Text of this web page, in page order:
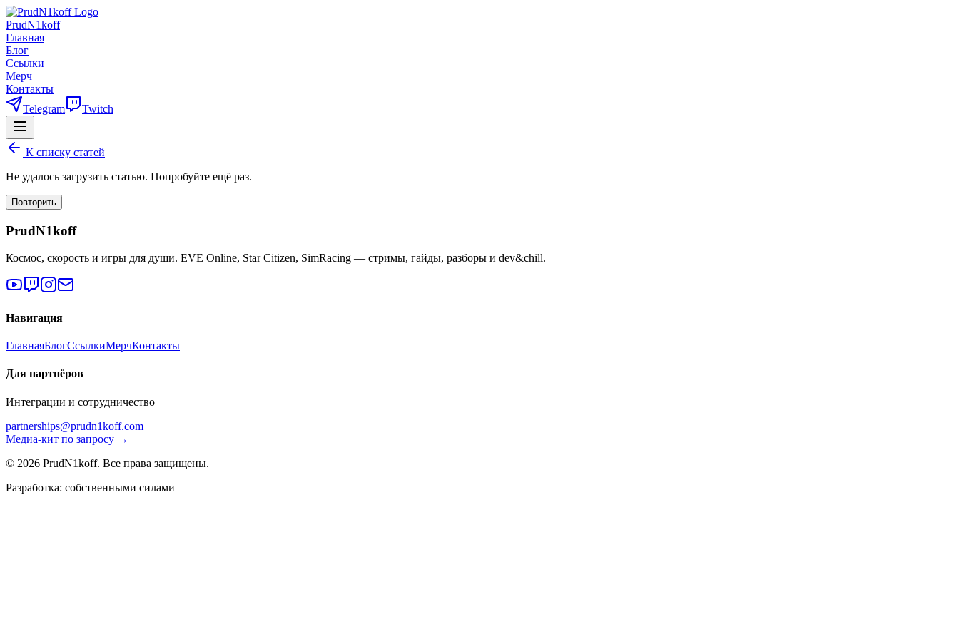
PrudN1koff
Главная
Блог
Ссылки
Мерч
Контакты
Telegram
Twitch
К списку статей
Не удалось загрузить статью. Попробуйте ещё раз.
Повторить
PrudN1koff
Космос, скорость и игры для души. EVE Online, Star Citizen, SimRacing — стримы, гайды, разборы и dev&chill.
Навигация
ГлавнаяБлогСсылкиМерчКонтакты
Для партнёров
Интеграции и сотрудничество
partnerships@prudn1koff.com
Медиа-кит по запросу →
© 2026 PrudN1koff. Все права защищены.
Разработка: собственными силами